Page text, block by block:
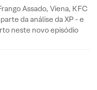
Assado, Viena, KFC
da análise da XP - e
neste novo episódio